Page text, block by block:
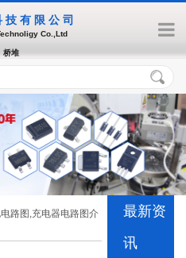
有限公司
Co.,Ltd
桥堆
路图,充电器电路图介
最新资
讯